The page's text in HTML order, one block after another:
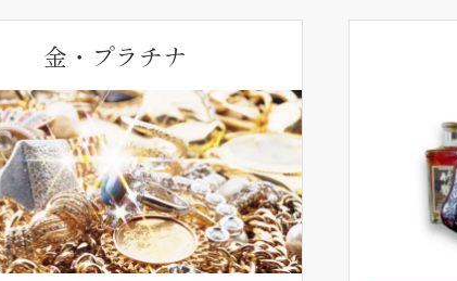
金・プラチナ